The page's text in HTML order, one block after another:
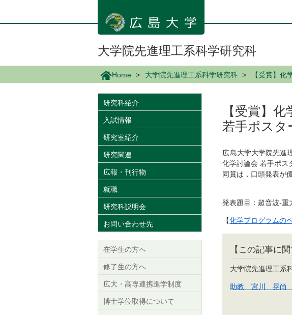
ン
大学院先進理工系科学研究科
Home 大学院先進理工系科学研究科 【受賞】
【受賞】
若手ポスタ
広島大学大学院先進
化学討論会 若手ポス
同賞は，口頭発表が
発表題目：超音波-重
【化学プログラムの
【この記事に
大学院先進理工系
助教 宮川 晃尚
研究科紹介
入試情報
研究室紹介
研究関連
広報・刊行物
就職
研究科説明会
お問い合わせ先
在学生の方へ
修了生の方へ
広大・高専連携進学制度
博士学位取得について